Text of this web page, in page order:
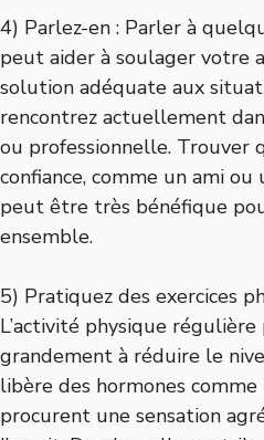
4) Parlez-en : Parler à
peut aider à soulager votre
solution adéquate aux
rencontrez actuellement
ou professionnelle. Trouver
confiance, comme un ami
peut être très bénéfique
ensemble.
5) Pratiquez des exercices
L’activité physique
grandement à réduire le
libère des hormones comme
procurent une sensation